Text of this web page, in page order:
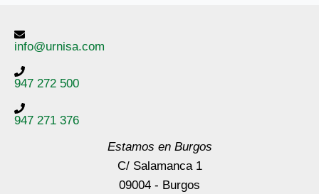
info@urnisa.com
947 272 500
947 271 376
Estamos en Burgos
C/ Salamanca 1
09004 - Burgos